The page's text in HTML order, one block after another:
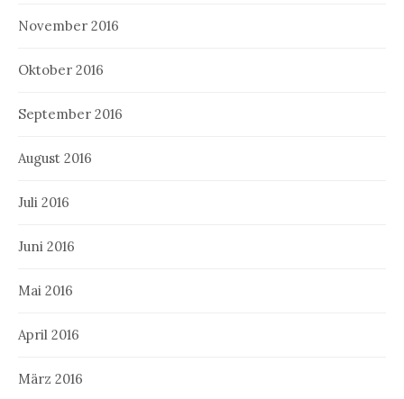
November 2016
Oktober 2016
September 2016
August 2016
Juli 2016
Juni 2016
Mai 2016
April 2016
März 2016